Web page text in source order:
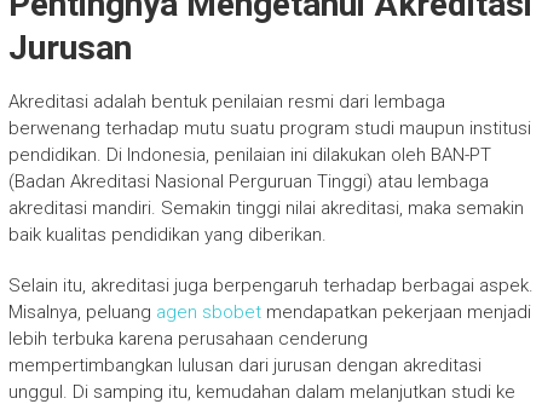
Jurusan
Akreditasi adalah bentuk penilaian resmi dari lembaga
berwenang terhadap mutu suatu program studi maupun institusi
pendidikan. Di Indonesia, penilaian ini dilakukan oleh BAN-PT
(Badan Akreditasi Nasional Perguruan Tinggi) atau lembaga
akreditasi mandiri. Semakin tinggi nilai akreditasi, maka semakin
baik kualitas pendidikan yang diberikan.
Selain itu, akreditasi juga berpengaruh terhadap berbagai aspek.
Misalnya, peluang agen sbobetmendapatkan pekerjaan menjadi
lebih terbuka karena perusahaan cenderung
mempertimbangkan lulusan dari jurusan dengan akreditasi
unggul. Di samping itu, kemudahan dalam melanjutkan studi ke